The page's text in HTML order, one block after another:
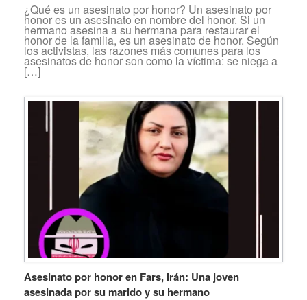
¿Qué es un asesinato por honor? Un asesinato por
honor es un asesinato en nombre del honor. Si un
hermano asesina a su hermana para restaurar el
honor de la familia, es un asesinato de honor. Según
los activistas, las razones más comunes para los
asesinatos de honor son como la víctima: se niega a
[…]
Asesinato por honor en Fars, Irán: Una joven
asesinada por su marido y su hermano